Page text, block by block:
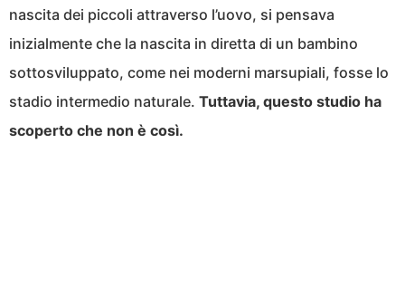
nascita dei piccoli attraverso l’uovo, si pensava
inizialmente che la nascita in diretta di un bambino
sottosviluppato, come nei moderni marsupiali, fosse lo
stadio intermedio naturale. Tuttavia, questo studio ha
scoperto che non è così.